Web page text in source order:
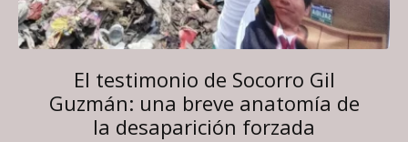
El testimonio de Socorro Gil
Guzmán: una breve anatomía de
la desaparición forzada